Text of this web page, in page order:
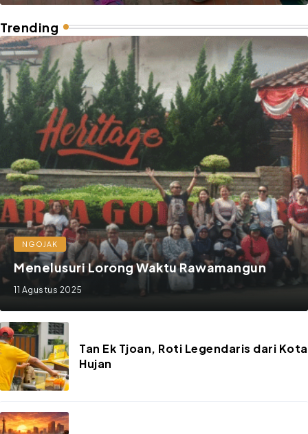
Trending
NGOJAK
Menelusuri Lorong Waktu Rawamangun
11 Agustus 2025
Tan Ek Tjoan, Roti Legendaris dari Kota
Hujan